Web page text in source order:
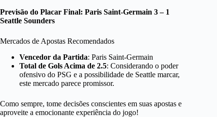
Previsão do Placar Final: Paris Saint-Germain 3 – 1
Seattle Sounders
Mercados de Apostas Recomendados
Vencedor da Partida: Paris Saint-Germain
Total de Gols Acima de 2.5: Considerando o poder
ofensivo do PSG e a possibilidade de Seattle marcar,
este mercado parece promissor.
Como sempre, tome decisões conscientes em suas apostas e
aproveite a emocionante experiência do jogo!